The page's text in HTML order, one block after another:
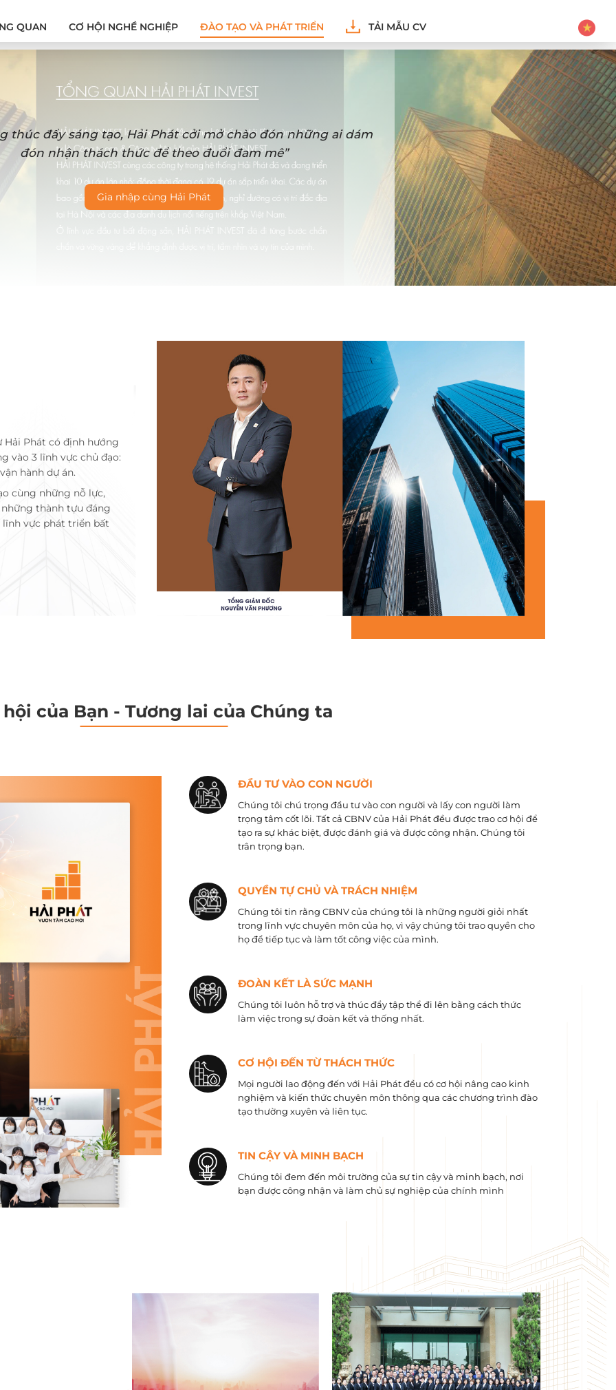
QUAN CƠ HỘI NGHỀ NGHIỆP ĐÀO TẠO VÀ PHÁT TRIỂN TẢI MẪU CV
thúc đẩy sáng tạo, Hải Phát cởi mở chào đón những ai dám
đón nhận thách thức để theo đuổi đam mê”
Gia nhập cùng Hải Phát
Hải Phát có định hướng
vào 3 lĩnh vực chủ đạo:
hành dự án.
cùng những nỗ lực,
những thành tựu đáng
vực phát triển bất
hội của Bạn - Tương lai của Chúng ta
ĐẦU TƯ VÀO CON NGƯỜI
Chúng tôi chú trọng đầu tư vào con người và lấy con người làm
trọng tâm cốt lõi. Tất cả CBNV của Hải Phát đều được trao cơ hội để
tạo ra sự khác biệt, được đánh giá và được công nhận. Chúng tôi
trân trọng bạn.
QUYỀN TỰ CHỦ VÀ TRÁCH NHIỆM
Chúng tôi tin rằng CBNV của chúng tôi là những người giỏi nhất
trong lĩnh vực chuyên môn của họ, vì vậy chúng tôi trao quyền cho
họ để tiếp tục và làm tốt công việc của mình.
ĐOÀN KẾT LÀ SỨC MẠNH
Chúng tôi luôn hỗ trợ và thúc đẩy tập thể đi lên bằng cách thức
làm việc trong sự đoàn kết và thống nhất.
CƠ HỘI ĐẾN TỪ THÁCH THỨC
Mọi người lao động đến với Hải Phát đều có cơ hội nâng cao kinh
nghiệm và kiến ​​thức chuyên môn thông qua các chương trình đào
tạo thường xuyên và liên tục.
TIN CẬY VÀ MINH BẠCH
Chúng tôi đem đến môi trường của sự tin cậy và minh bạch, nơi
bạn được công nhận và làm chủ sự nghiệp của chính mình